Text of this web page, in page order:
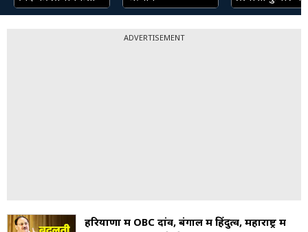
ADVERTISEMENT
हरियाणा में OBC दांव, बंगाल में हिंदुत्व, महाराष्ट्र में